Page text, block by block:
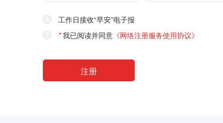
工作日接收“早安”电子报
*我已阅读并同意 《网络注册服务使用协议》